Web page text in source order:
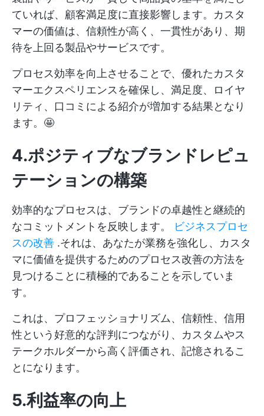
ていれば、顧客満足度に直接影響します。カスタ
マーの価値は、信頼性が高く、一貫性があり、期
待を上回る製品やサービスです。
プロセス効率を向上させることで、優れたカスタ
マーエクスペリエンスを確保し、満足度、ロイヤ
リティ、口コミによる紹介が増加する結果となり
ます。🤩
4.ポジティブなブランドレピュ
テーションの構築
効率的なプロセスは、ブランドの卓越性と継続的
なコミットメントを反映します。
ビジネスプロセ
スの改善 .それは、あなたが業務を強化し、カスタ
マに価値を提供するためのプロセス改善の方法を
見つけることに積極的であることを示していま
す。
これは、プロフェッショナリズム、信頼性、信用
性という好意的な評判につながり、カスタムやス
テークホルダーから高く評価され、記憶されるこ
とになります。
5.利益率の向上